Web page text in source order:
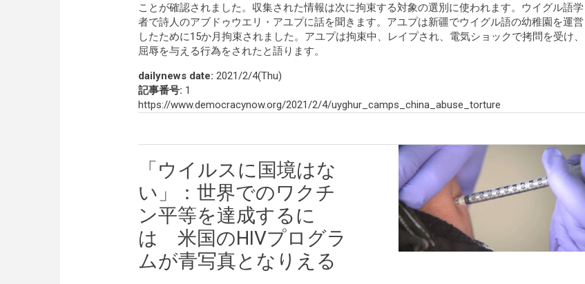
ことが確認されました。収集された情報は次に拘束する対象の選別に使われます。ウイグル語学
者で詩人のアブドゥウエリ・アユプに話を聞きます。アユプは新疆でウイグル語の幼稚園を運営
したために15か月拘束されました。アユプは拘束中、レイプされ、電気ショックで拷問を受け、
屈辱を与える行為をされたと語ります。
dailynews date: 2021/2/4(Thu)
記事番号: 1
https://www.democracynow.org/2021/2/4/uyghur_camps_china_abuse_torture
「ウイルスに国境はな
い」：世界でのワクチ
ン平等を達成するに
は 米国のHIVプログラ
ムが青写真となりえる